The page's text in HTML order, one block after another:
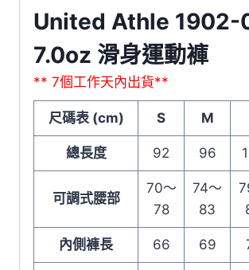
United Athle 1902-
7.0oz 滑身運動褲
** 7個工作天內出貨**
尺碼表 (cm) S M
總長度 92 96
可調式腰部
70～
78
74～
83
內側褲長 66 69